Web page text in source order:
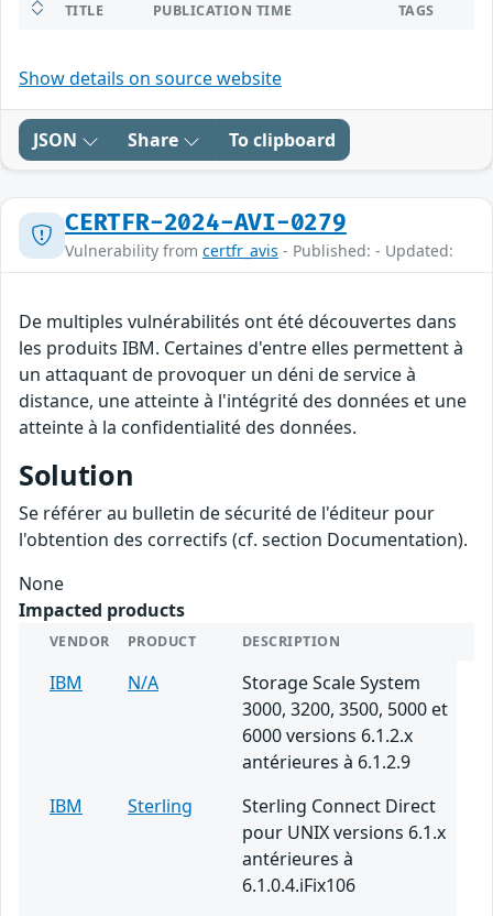
TITLE PUBLICATION TIME TAGS
Show details on source website
JSON Share To clipboard
CERTFR-2024-AVI-0279
Vulnerability from certfr_avis - Published: - Updated:
De multiples vulnérabilités ont été découvertes dans
les produits IBM. Certaines d'entre elles permettent à
un attaquant de provoquer un déni de service à
distance, une atteinte à l'intégrité des données et une
atteinte à la confidentialité des données.
Solution
Se référer au bulletin de sécurité de l'éditeur pour
l'obtention des correctifs (cf. section Documentation).
None
Impacted products
VENDOR PRODUCT DESCRIPTION
IBM N/A
Storage Scale System
3000, 3200, 3500, 5000 et
6000 versions 6.1.2.x
antérieures à 6.1.2.9
IBM
Sterling
Sterling Connect Direct
pour UNIX versions 6.1.x
antérieures à
6.1.0.4.iFix106